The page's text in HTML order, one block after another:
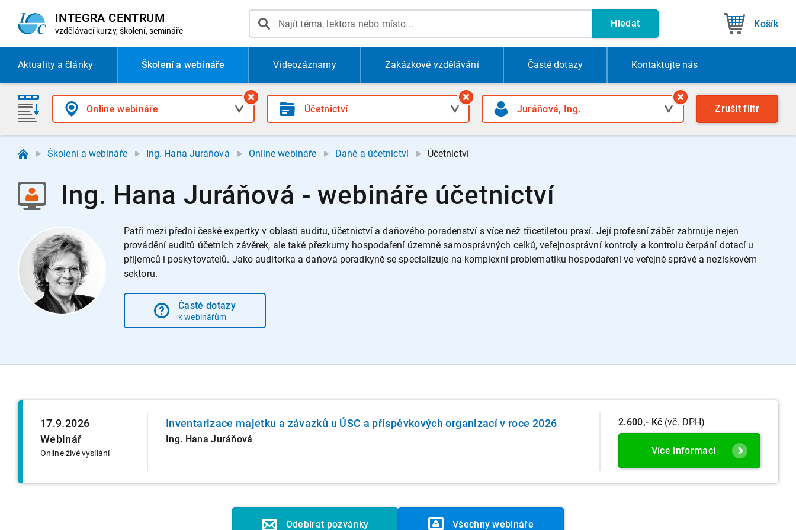
INTEGRA CENTRUM
vzdělávací kurzy, školení, semináře
Hledat Košík
Aktualitya články Školení a webináře Videozáznamy Zakázkové vzdělávání Časté dotazy Kontaktujte nás
Zrušit filtr
Školení a webináře Ing. Hana Juráňová Online webináře Daně a účetnictví Účetnictví
Ing. Hana Juráňová - webináře účetnictví
Patří mezi přední české expertky v oblasti auditu, účetnictví a daňového poradenství s více než třicetiletou praxí. Její profesní záběr zahrnuje nejen
provádění auditů účetních závěrek, ale také přezkumy hospodaření územně samosprávných celků, veřejnosprávní kontroly a kontrolu čerpání dotací u
příjemců i poskytovatelů. Jako auditorka a daňová poradkyně se specializuje na komplexní problematiku hospodaření ve veřejné správě a neziskovém
sektoru.
Časté dotazy
k webinářům
17.9.2026
Webinář
Online živé vysílání
Inventarizace majetku a závazků u ÚSC a příspěvkových organizací v roce 2026
Ing. Hana Juráňová
2.600,- Kč (vč. DPH)
Více informací
Odebírat pozvánky Všechny webináře